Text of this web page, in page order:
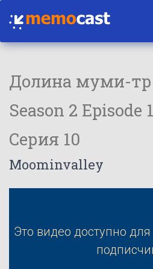
Долина муми-
Season 2 Episode
Серия 10
Moominvalley
Это видео доступно